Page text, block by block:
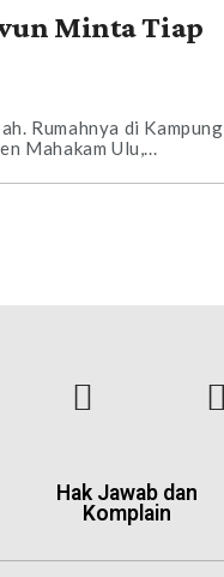
Minta Tiap
Rumahnya di Kampung
Mahakam Ulu,...
Hak Jawab dan
Komplain